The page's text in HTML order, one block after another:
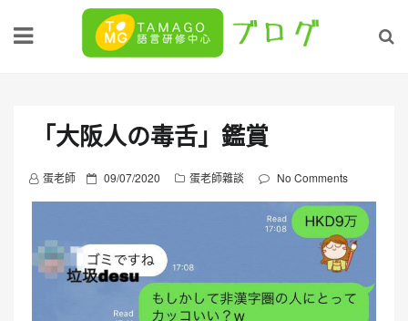
「大阪人の毒舌」鑑賞
蛋老師
P
o
t
e
d
09/07/2020 蛋老師雜談 No Comments